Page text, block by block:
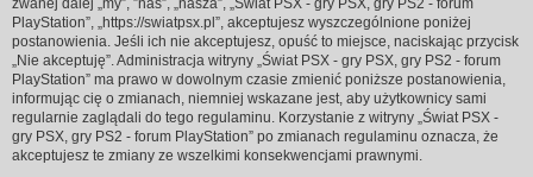
zwanej dalej „my”, ”nas”, „nasza”, „Świat PSX - gry PSX, gry PS2 - forum
PlayStation”, „https://swiatpsx.pl”, akceptujesz wyszczególnione poniżej
postanowienia. Jeśli ich nie akceptujesz, opuść to miejsce, naciskając przycisk
„Nie akceptuję”. Administracja witryny „Świat PSX - gry PSX, gry PS2 - forum
PlayStation” ma prawo w dowolnym czasie zmienić poniższe postanowienia,
informując cię o zmianach, niemniej wskazane jest, aby użytkownicy sami
regularnie zaglądali do tego regulaminu. Korzystanie z witryny „Świat PSX -
gry PSX, gry PS2 - forum PlayStation” po zmianach regulaminu oznacza, że
akceptujesz te zmiany ze wszelkimi konsekwencjami prawnymi.